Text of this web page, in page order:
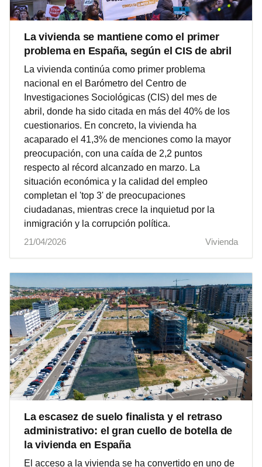
La vivienda se mantiene como el primer
problema en España, según el CIS de abril
La vivienda continúa como primer problema
nacional en el Barómetro del Centro de
Investigaciones Sociológicas (CIS) del mes de
abril, donde ha sido citada en más del 40% de los
cuestionarios. En concreto, la vivienda ha
acaparado el 41,3% de menciones como la mayor
preocupación, con una caída de 2,2 puntos
respecto al récord alcanzado en marzo. La
situación económica y la calidad del empleo
completan el 'top 3' de preocupaciones
ciudadanas, mientras crece la inquietud por la
inmigración y la corrupción política.
21/04/2026
Vivienda
La escasez de suelo finalista y el retraso
administrativo: el gran cuello de botella de
la vivienda en España
El acceso a la vivienda se ha convertido en uno de